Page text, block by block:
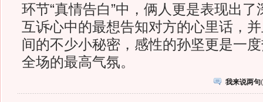
环节“真情告白”中，俩人更是表现出
互诉心中的最想告知对方的心里话，
间的不少小秘密，感性的孙坚更是一
全场的最高气氛。
我来说两句(